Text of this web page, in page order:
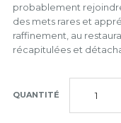
probablement
des mets rares et
raffinement, au
récapitulées et
QUANTITÉ